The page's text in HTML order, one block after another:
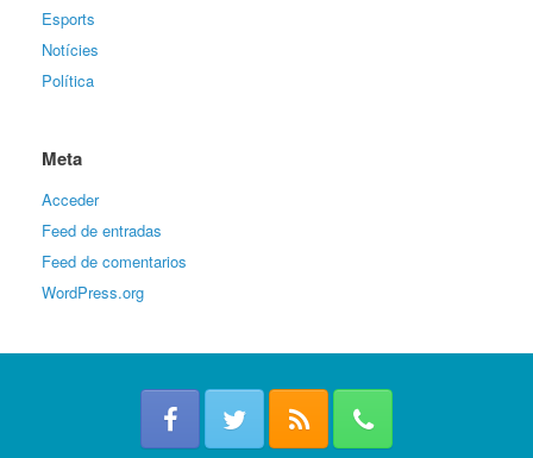
Esports
Notícies
Política
Meta
Acceder
Feed de entradas
Feed de comentarios
WordPress.org